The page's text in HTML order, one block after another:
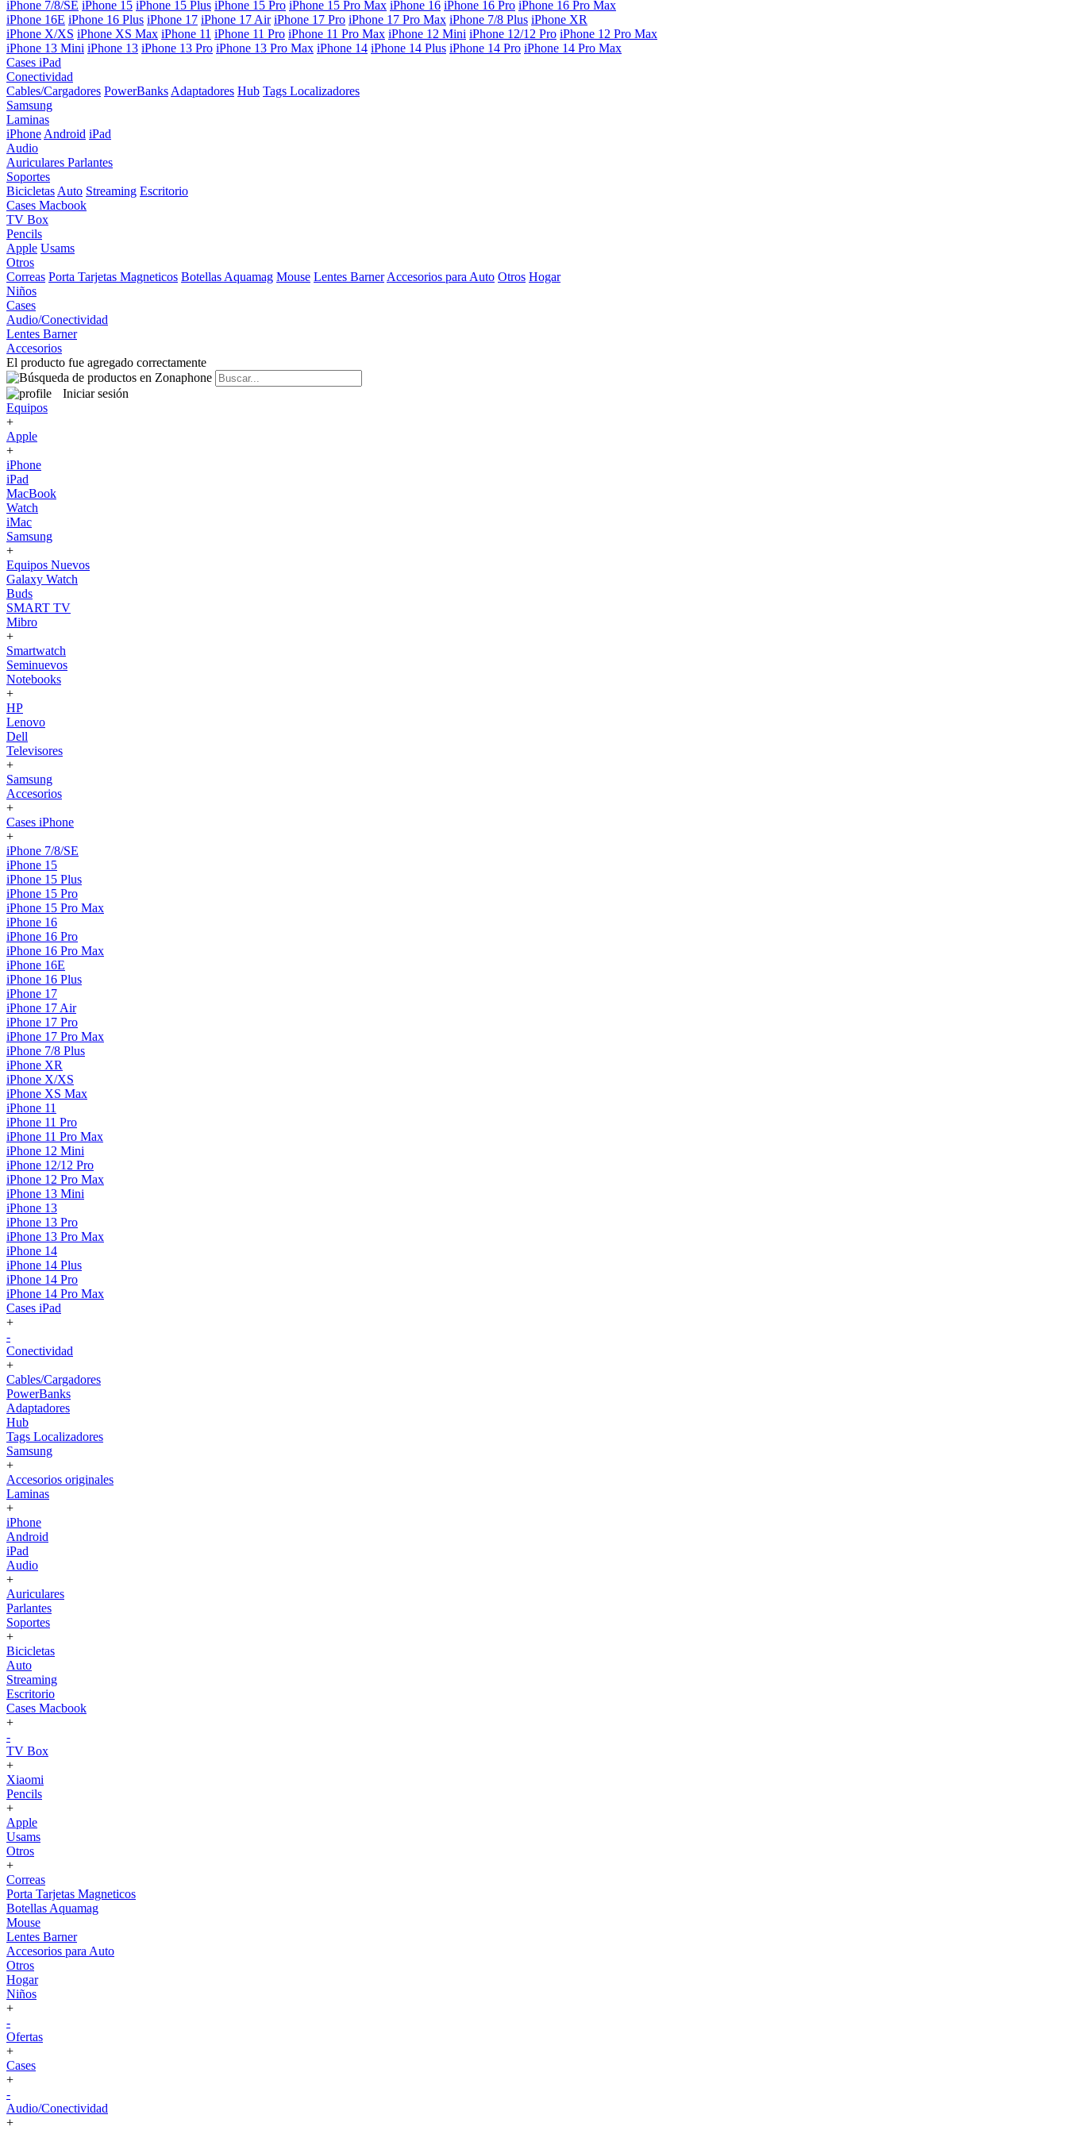
iPhone 7/8/SE iPhone 15 iPhone 15 Plus iPhone 15 Pro iPhone 15 Pro Max iPhone 16 iPhone 16 Pro iPhone 16 Pro Max
iPhone 16E iPhone 16 Plus iPhone 17 iPhone 17 Air iPhone 17 Pro iPhone 17 Pro Max iPhone 7/8 Plus iPhone XR
iPhone X/XS iPhone XS Max iPhone 11 iPhone 11 Pro iPhone 11 Pro Max iPhone 12 Mini iPhone 12/12 Pro iPhone 12 Pro Max
iPhone 13 Mini iPhone 13 iPhone 13 Pro iPhone 13 Pro Max iPhone 14 iPhone 14 Plus iPhone 14 Pro iPhone 14 Pro Max
Cases iPad
Conectividad
Cables/Cargadores PowerBanks Adaptadores Hub Tags Localizadores
Samsung
Laminas
iPhone Android iPad
Audio
Auriculares Parlantes
Soportes
Bicicletas Auto Streaming Escritorio
Cases Macbook
TV Box
Pencils
Apple Usams
Otros
Correas Porta Tarjetas Magneticos Botellas Aquamag Mouse Lentes Barner Accesorios para Auto Otros Hogar
Niños
Cases
Audio/Conectividad
Lentes Barner
Accesorios
El producto fue agregado correctamente
Iniciar sesión
Equipos
+
Apple
+
iPhone
iPad
MacBook
Watch
iMac
Samsung
+
Equipos Nuevos
Galaxy Watch
Buds
SMART TV
Mibro
+
Smartwatch
Seminuevos
Notebooks
+
HP
Lenovo
Dell
Televisores
+
Samsung
Accesorios
+
Cases iPhone
+
iPhone 7/8/SE
iPhone 15
iPhone 15 Plus
iPhone 15 Pro
iPhone 15 Pro Max
iPhone 16
iPhone 16 Pro
iPhone 16 Pro Max
iPhone 16E
iPhone 16 Plus
iPhone 17
iPhone 17 Air
iPhone 17 Pro
iPhone 17 Pro Max
iPhone 7/8 Plus
iPhone XR
iPhone X/XS
iPhone XS Max
iPhone 11
iPhone 11 Pro
iPhone 11 Pro Max
iPhone 12 Mini
iPhone 12/12 Pro
iPhone 12 Pro Max
iPhone 13 Mini
iPhone 13
iPhone 13 Pro
iPhone 13 Pro Max
iPhone 14
iPhone 14 Plus
iPhone 14 Pro
iPhone 14 Pro Max
Cases iPad
+
-
Conectividad
+
Cables/Cargadores
PowerBanks
Adaptadores
Hub
Tags Localizadores
Samsung
+
Accesorios originales
Laminas
+
iPhone
Android
iPad
Audio
+
Auriculares
Parlantes
Soportes
+
Bicicletas
Auto
Streaming
Escritorio
Cases Macbook
+
-
TV Box
+
Xiaomi
Pencils
+
Apple
Usams
Otros
+
Correas
Porta Tarjetas Magneticos
Botellas Aquamag
Mouse
Lentes Barner
Accesorios para Auto
Otros
Hogar
Niños
+
-
Ofertas
+
Cases
+
-
Audio/Conectividad
+